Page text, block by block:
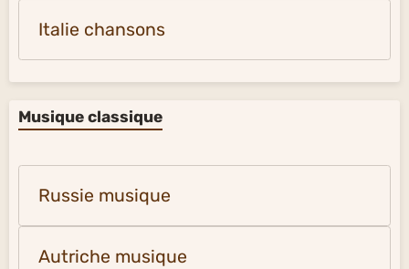
Italie chansons
Musique classique
Russie musique
Autriche musique